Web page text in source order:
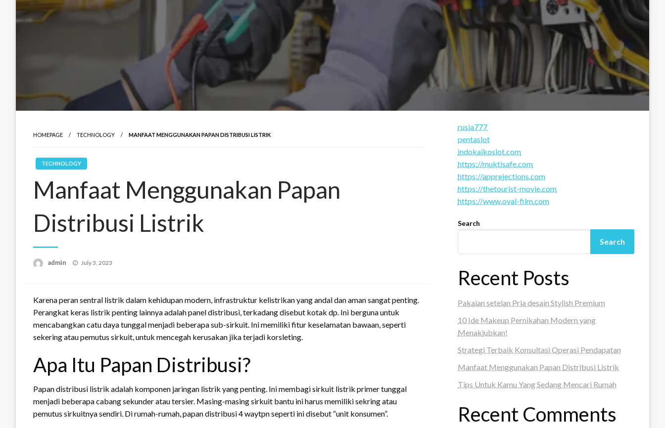
HOMEPAGE TECHNOLOGY MANFAAT MENGGUNAKAN PAPAN DISTRIBUSI LISTRIK
TECHNOLOGY
Manfaat Menggunakan Papan
Distribusi Listrik
admin
Posted
July 3, 2023
Karena peran sentral listrik dalam kehidupan modern, infrastruktur kelistrikan yang andal dan aman sangat penting.
Perangkat keras listrik penting lainnya adalah panel distribusi, terkadang disebut kotak dp. Ini berguna untuk
mencabangkan catu daya tunggal menjadi beberapa sub-sirkuit. Ini memiliki fitur keselamatan bawaan, seperti
sekering atau pemutus sirkuit, untuk mencegah kerusakan jika terjadi korsleting.
Apa Itu Papan Distribusi?
Papan distribusi listrik adalah komponen jaringan listrik yang penting. Ini membagi sirkuit listrik primer tunggal
menjadi beberapa cabang sekunder atau tersier. Masing-masing sirkuit bantu ini harus memiliki sekring atau
pemutus sirkuitnya sendiri. Di rumah-rumah, papan distribusi 4 waytpn seperti ini disebut “unit konsumen”.
rusia777
pentaslot
indokaikoslot.com
https://muktisafe.com
https://apprejections.com
https://thetourist-movie.com
https://www.oval-film.com
Search
Search
Recent Posts
Pakaian setelan Pria desain Stylish Premium
10 Ide Makeup Pernikahan Modern yang
Menakjubkan!
Strategi Terbaik Konsultasi Operasi Pendapatan
Manfaat Menggunakan Papan Distribusi Listrik
Tips Untuk Kamu Yang Sedang Mencari Rumah
Recent Comments